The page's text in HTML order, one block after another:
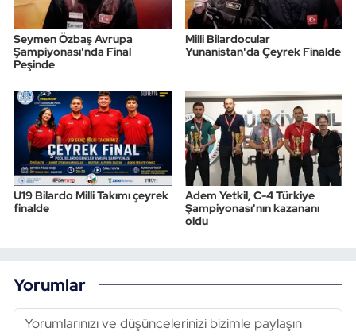
Seymen Özbaş Avrupa
Şampiyonası'nda Final
Peşinde
Milli Bilardocular
Yunanistan'da Çeyrek Finalde
U19 Bilardo Milli Takımı çeyrek
finalde
Adem Yetkil, C-4 Türkiye
Şampiyonası'nın kazananı
oldu
Yorumlar